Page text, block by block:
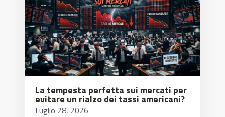
La tempesta perfetta sui mercati per
evitare un rialzo dei tassi americani?
Luglio 28, 2026